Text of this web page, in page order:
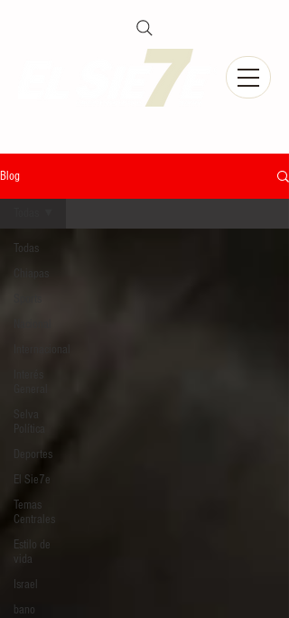
Blog
Todas
Chiapas
Política
Deportes
El Sie7e
Temas
Centrales
Estilo de
vida
Israel
bano